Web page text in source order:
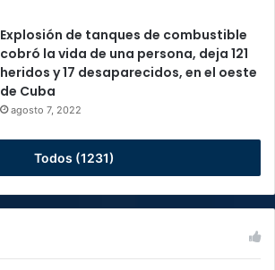
Explosión de tanques de combustible
cobró la vida de una persona, deja 121
heridos y 17 desaparecidos, en el oeste
de Cuba
agosto 7, 2022
Todos (1231)